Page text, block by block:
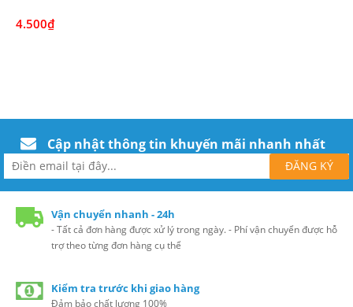
4.500₫
Cập nhật thông tin khuyến mãi nhanh nhất
Vận chuyển nhanh - 24h
- Tất cả đơn hàng được xử lý trong ngày. - Phí vận chuyển được hỗ
trợ theo từng đơn hàng cụ thể
Kiểm tra trước khi giao hàng
Đảm bảo chất lượng 100%